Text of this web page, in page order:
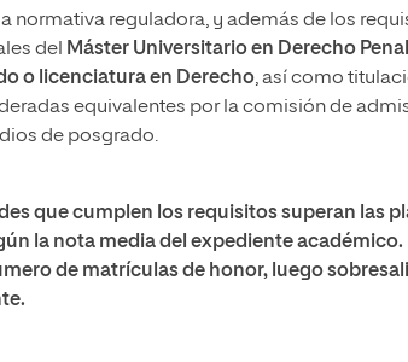
normativa reguladora, y además de los
del
Máster Universitario en Derecho
o licenciatura en Derecho, así como
equivalentes por la comisión de
de posgrado.
que cumplen los requisitos superan las
la nota media del expediente académico.
de matrículas de honor, luego